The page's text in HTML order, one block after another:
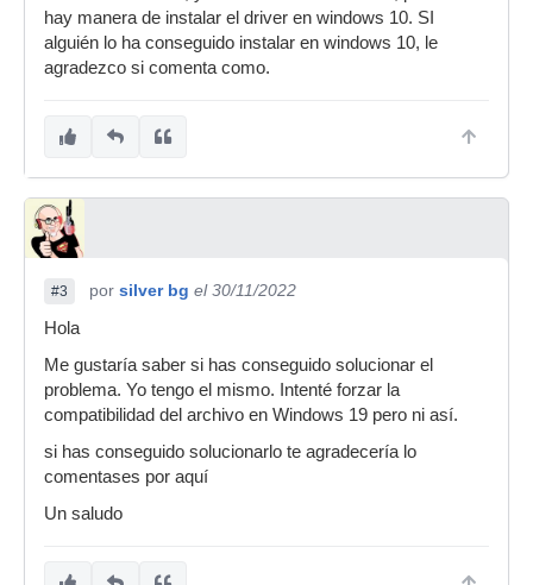
hay manera de instalar el driver en windows 10. SI
alguién lo ha conseguido instalar en windows 10, le
agradezco si comenta como.
#3 por silver bg el 30/11/2022
Hola
Me gustaría saber si has conseguido solucionar el
problema. Yo tengo el mismo. Intenté forzar la
compatibilidad del archivo en Windows 19 pero ni así.
si has conseguido solucionarlo te agradecería lo
comentases por aquí
Un saludo